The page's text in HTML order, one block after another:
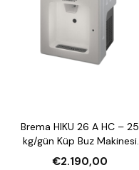
Brema HIKU 26 A HC – 25
kg/gün Küp Buz Makinesi
Dispenseri
€2.190,00